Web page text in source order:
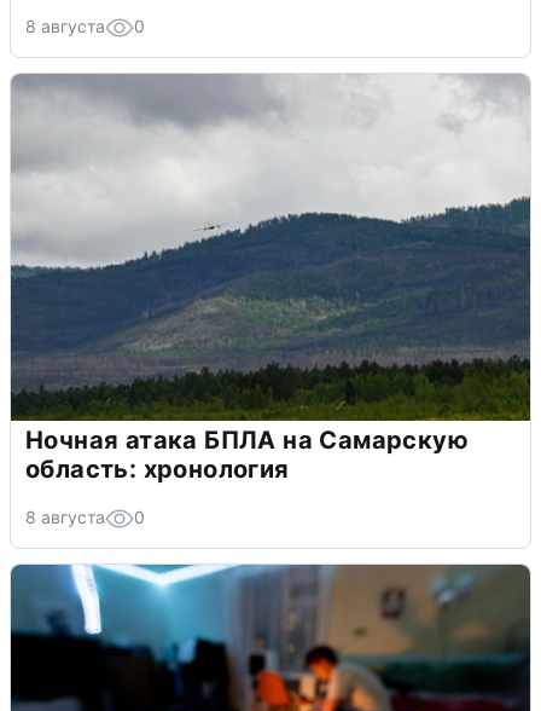
8 августа 0
Ночная атака БПЛА на Самарскую
область: хронология
8 августа 0